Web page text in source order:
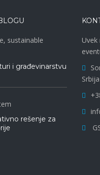
i građevinarstvu
rešenje za
Uvek
Srbija